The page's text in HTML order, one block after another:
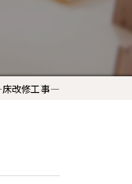
床改修工事―